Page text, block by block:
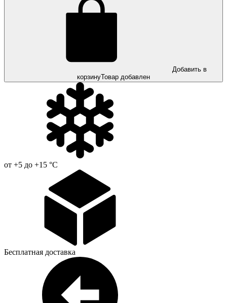
Добавить в
корзинуТовар добавлен
от +5 до +15 °С
Бесплатная доставка